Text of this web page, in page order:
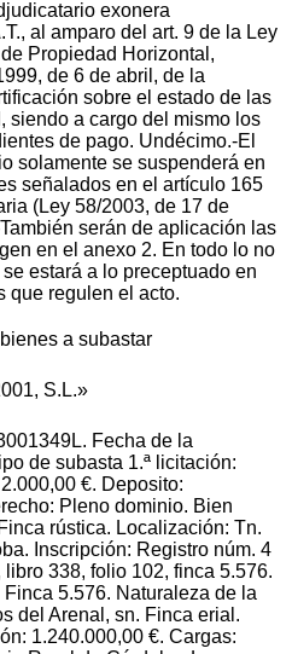
exonera
al amparo del art. 9 de la Ley
Propiedad Horizontal,
de 6 de abril, de la
sobre el estado de las
siendo a cargo del mismo los
de pago. Undécimo.-El
solamente se suspenderá en
señalados en el artículo 165
(Ley 58/2003, de 17 de
serán de aplicación las
en el anexo 2. En todo lo no
estará a lo preceptuado en
que regulen el acto.
a subastar
S.L.»
Fecha de la
de subasta 1.ª licitación:
€. Deposito:
Pleno dominio. Bien
rústica. Localización: Tn.
Inscripción: Registro núm. 4
338, folio 102, finca 5.576.
5.576. Naturaleza de la
del Arenal, sn. Finca erial.
1.240.000,00 €. Cargas: